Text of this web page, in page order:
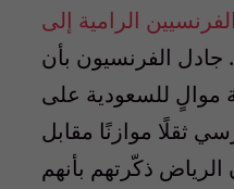
الرامية إلى
. جادل الفرنسيون بأن
موالٍ للسعودية على
ثقلًا موازنًا مقابل
الرياض ذكّرتهم بأنهم